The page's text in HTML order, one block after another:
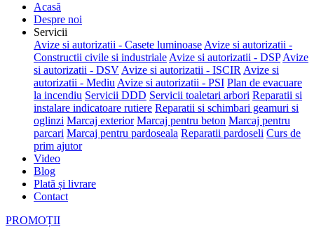
Acasă
Despre noi
Servicii
Avize si autorizatii - Casete luminoase Avize si autorizatii -
Constructii civile si industriale Avize si autorizatii - DSP Avize
si autorizatii - DSV Avize si autorizatii - ISCIR Avize si
autorizatii - Mediu Avize si autorizatii - PSI Plan de evacuare
la incendiu Servicii DDD Servicii toaletari arbori Reparatii si
instalare indicatoare rutiere Reparatii si schimbari geamuri si
oglinzi Marcaj exterior Marcaj pentru beton Marcaj pentru
parcari Marcaj pentru pardoseala Reparatii pardoseli Curs de
prim ajutor
Video
Blog
Plată și livrare
Contact
PROMOȚII